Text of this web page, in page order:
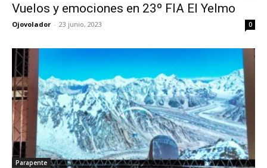
Vuelos y emociones en 23º FIA El Yelmo
Ojovolador - 23 junio, 2023 0
Parapente